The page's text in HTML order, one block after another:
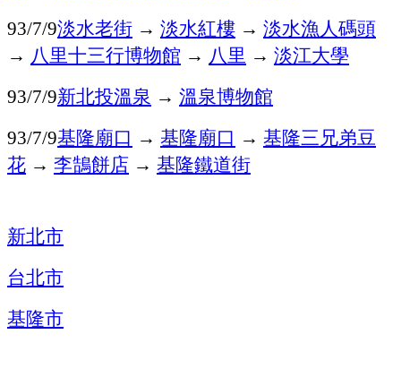
93/7/9淡水老街 → 淡水紅樓 → 淡水漁人碼頭
→ 八里十三行博物館 → 八里 → 淡江大學
93/7/9新北投溫泉 → 溫泉博物館
93/7/9基隆廟口 → 基隆廟口 → 基隆三兄弟豆
花 → 李鵠餅店 → 基隆鐵道街
新北市
台北市
基隆市